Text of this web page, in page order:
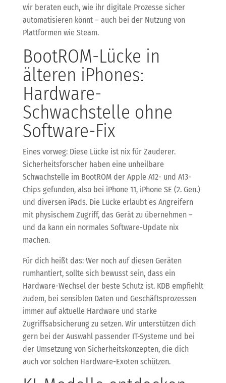
wir beraten euch, wie ihr digitale Prozesse sicher
automatisieren könnt – auch bei der Nutzung von
Plattformen wie Steam.
BootROM-Lücke in
älteren iPhones:
Hardware-
Schwachstelle ohne
Software-Fix
Eines vorweg: Diese Lücke ist nix für Zauderer.
Sicherheitsforscher haben eine unheilbare
Schwachstelle im BootROM der Apple A12- und A13-
Chips gefunden, also bei iPhone 11, iPhone SE (2. Gen.)
und diversen iPads. Die Lücke erlaubt es Angreifern
mit physischem Zugriff, das Gerät zu übernehmen –
und da kann ein normales Software-Update nix
machen.
Für dich heißt das: Wer noch auf diesen Geräten
rumhantiert, sollte sich bewusst sein, dass ein
Hardware-Wechsel der beste Schutz ist. KDB empfiehlt
zudem, bei sensiblen Daten und Geschäftsprozessen
immer auf aktuelle Hardware und starke
Zugriffsabsicherung zu setzen. Wir unterstützen dich
gern bei der Auswahl passender IT-Systeme und bei
der Umsetzung von Sicherheitskonzepten, die dich
auch vor solchen Hardware-Exoten schützen.